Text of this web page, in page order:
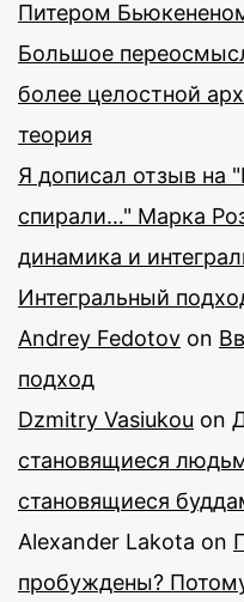
Питером
Большое
более целостной
теория
Я дописал отзыв на
спирали…" Марка
динамика и
Интегральный
Andrey Fedotov on
подход
Dzmitry Vasiukou on
становящиеся
становящиеся
Alexander Lakota on
пробуждены?